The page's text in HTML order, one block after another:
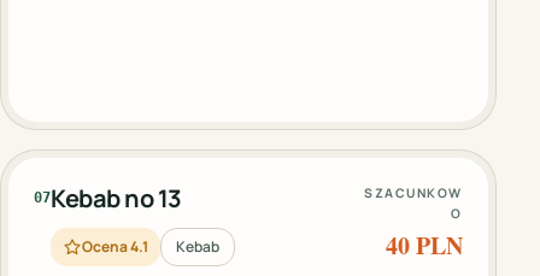
07Kebab no 13
Ocena 4.1 Kebab
SZACUNKOW
O
40 PLN